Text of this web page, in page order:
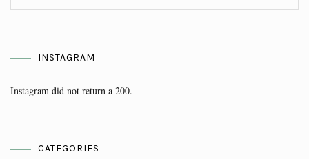
INSTAGRAM
Instagram did not return a 200.
CATEGORIES